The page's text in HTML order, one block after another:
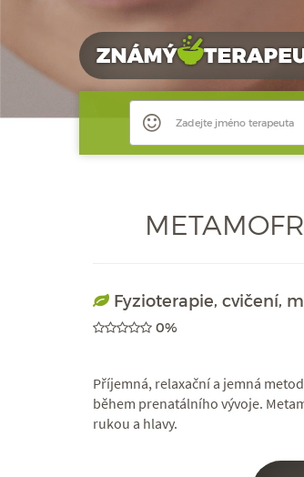
Zadejte jméno terapeuta
Fyzioterapie, cvičení,
0%
Příjemná, relaxační a jemná
během prenatálního vývoje.
rukou a hlavy.